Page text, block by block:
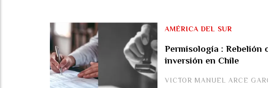
Permisología : Rebelión
inversión en Chile
VICTOR MANUEL ARCE
AMÉRICA DEL SUR